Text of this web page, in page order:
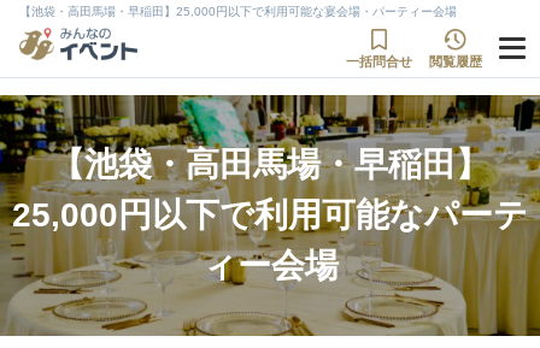
【池袋・高田馬場・早稲田】25,000円以下で利用可能な宴会場・パーティー会場
一括問合せ 閲覧履歴
【池袋・高田馬場・早稲田】
25,000円以下で利用可能なパーテ
ィー会場